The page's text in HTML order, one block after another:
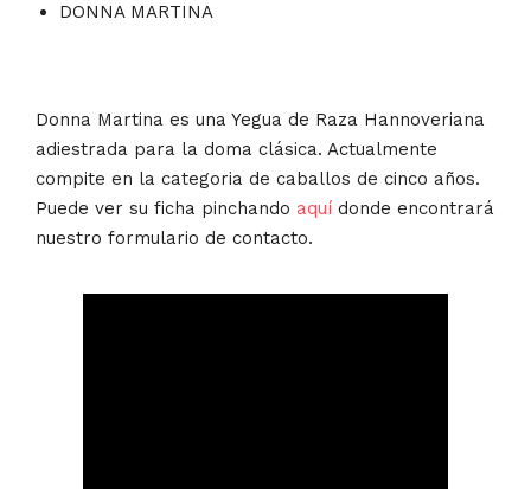
DONNA MARTINA
Donna Martina es una Yegua de Raza Hannoveriana
adiestrada para la doma clásica. Actualmente
compite en la categoria de caballos de cinco años.
Puede ver su ficha pinchando aquí donde encontrará
nuestro formulario de contacto.